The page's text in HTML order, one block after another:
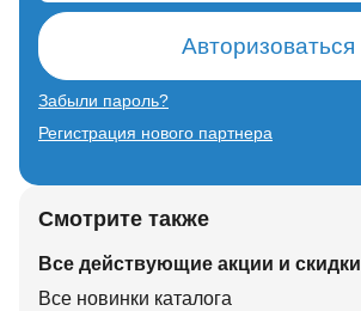
Авторизоваться
Забыли пароль?
Регистрация нового партнера
Смотрите также
Все действующие акции и скидки
Все новинки каталога